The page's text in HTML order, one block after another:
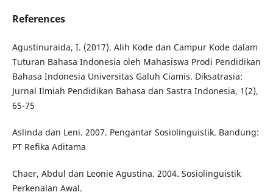
References
Agustinuraida, I. (2017). Alih Kode dan Campur Kode dalam
Tuturan Bahasa Indonesia oleh Mahasiswa Prodi Pendidikan
Bahasa Indonesia Universitas Galuh Ciamis. Diksatrasia:
Jurnal Ilmiah Pendidikan Bahasa dan Sastra Indonesia, 1(2),
65-75
Aslinda dan Leni. 2007. Pengantar Sosiolinguistik. Bandung:
PT Refika Aditama
Chaer, Abdul dan Leonie Agustina. 2004. Sosiolinguistik
Perkenalan Awal.